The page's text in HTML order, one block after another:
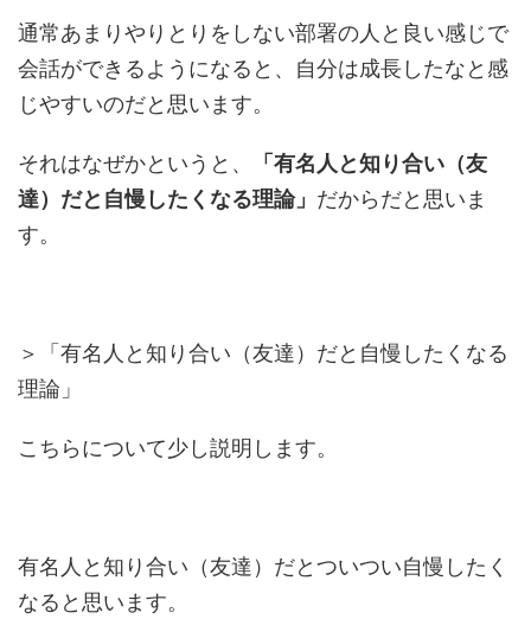
通常あまりやりとりをしない部署の人と良い感じで
会話ができるようになると、自分は成長したなと感
じやすいのだと思います。
それはなぜかというと、
「有名人と知り合い（友
達）だと自慢したくなる理論」 だからだと思いま
す。
＞「有名人と知り合い（友達）だと自慢したくなる
理論」
こちらについて少し説明します。
有名人と知り合い（友達）だとついつい自慢したく
なると思います。